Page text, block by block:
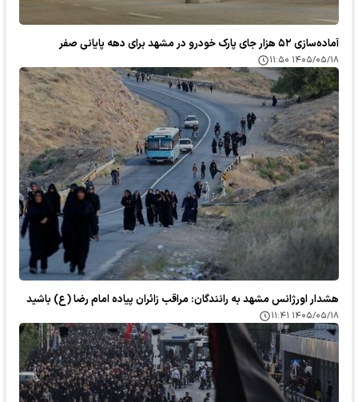
آماده‌سازی ۵۲ هزار جای پارک خودرو در مشهد برای دهه پایانی صفر
۱۴۰۵/۰۵/۱۸ ۱۱:۵۰
هشدار اورژانس مشهد به رانندگان: مراقب زائران پیاده امام رضا (ع) باشید
۱۴۰۵/۰۵/۱۸ ۱۱:۴۱